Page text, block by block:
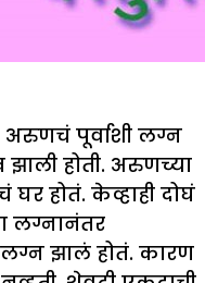
पूर्वाशी लग्न
होती. अरुणच्या
घर होतं. केव्हाही दोघं
लग्नानंतर
झालं होतं. कारण